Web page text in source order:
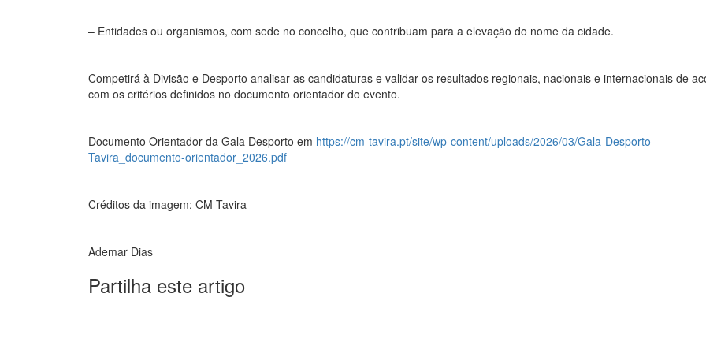
– Entidades ou organismos, com sede no concelho, que contribuam para a elevação do nome da cidade.
Competirá à Divisão e Desporto analisar as candidaturas e validar os resultados regionais, nacionais e internacionais de
com os critérios definidos no documento orientador do evento.
Documento Orientador da Gala Desporto em https://cm-tavira.pt/site/wp-content/uploads/2026/03/Gala-Desporto-
Tavira_documento-orientador_2026.pdf
Créditos da imagem: CM Tavira
Ademar Dias
Partilha este artigo